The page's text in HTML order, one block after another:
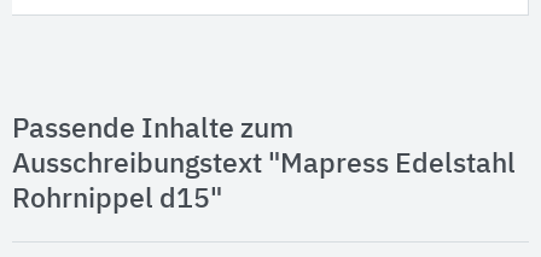
Passende Inhalte zum
Ausschreibungstext "Mapress Edelstahl
Rohrnippel d15"